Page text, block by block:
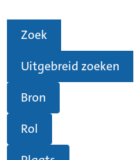
Zoek
Uitgebreid zoeken
Bron
Rol